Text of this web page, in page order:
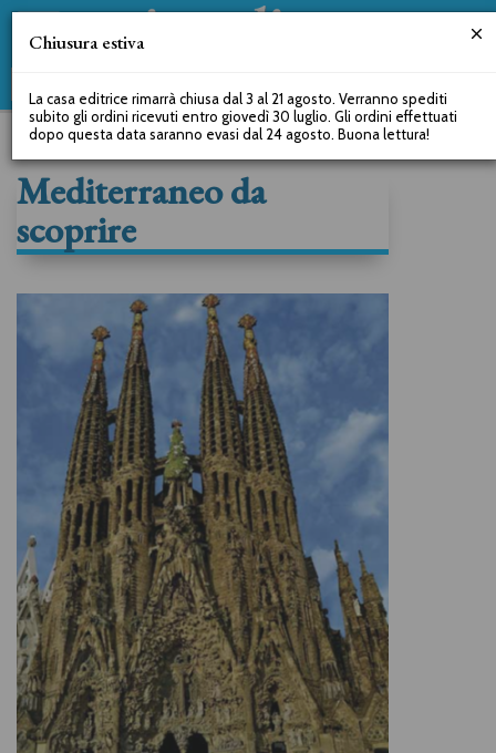
Mediterraneo da
scoprire
Chiusura estiva
La casa editrice rimarrà chiusa dal 3 al 21 agosto. Verranno spediti
subito gli ordini ricevuti entro giovedì 30 luglio. Gli ordini effettuati
dopo questa data saranno evasi dal 24 agosto. Buona lettura!